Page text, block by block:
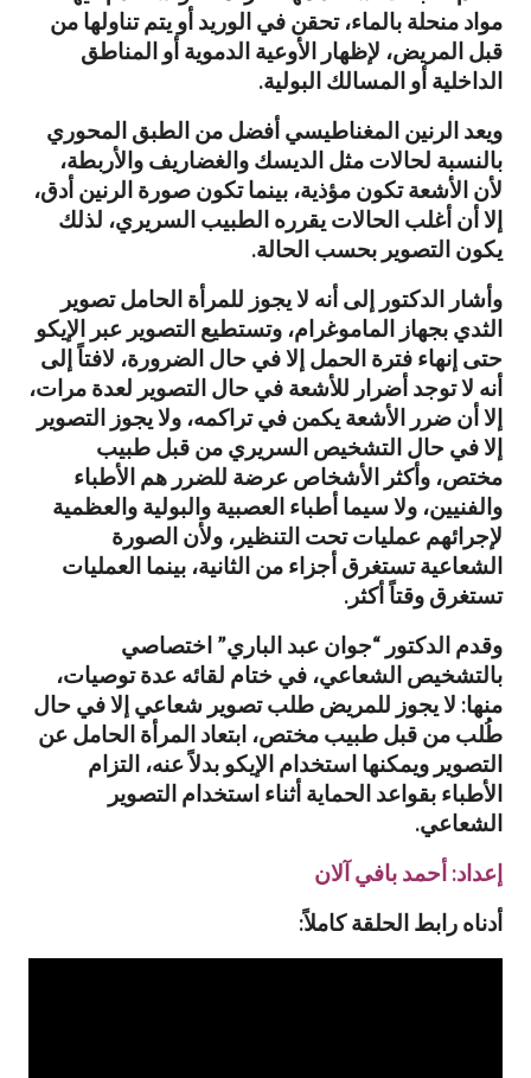
مواد منحلة بالماء، تحقن في الوريد أو يتم تناولها من
قبل المريض، لإظهار الأوعية الدموية أو المناطق
الداخلية أو المسالك البولية.
ويعد الرنين المغناطيسي أفضل من الطبق المحوري
بالنسبة لحالات مثل الديسك والغضاريف والأربطة،
لأن الأشعة تكون مؤذية، بينما تكون صورة الرنين أدق،
إلا أن أغلب الحالات يقرره الطبيب السريري، لذلك
يكون التصوير بحسب الحالة.
وأشار الدكتور إلى أنه لا يجوز للمرأة الحامل تصوير
الثدي بجهاز الماموغرام، وتستطيع التصوير عبر الإيكو
حتى إنهاء فترة الحمل إلا في حال الضرورة، لافتاً إلى
أنه لا توجد أضرار للأشعة في حال التصوير لعدة مرات،
إلا أن ضرر الأشعة يكمن في تراكمه، ولا يجوز التصوير
إلا في حال التشخيص السريري من قبل طبيب
مختص، وأكثر الأشخاص عرضة للضرر هم الأطباء
والفنيين، ولا سيما أطباء العصبية والبولية والعظمية
لإجرائهم عمليات تحت التنظير، ولأن الصورة
الشعاعية تستغرق أجزاء من الثانية، بينما العمليات
تستغرق وقتاً أكثر.
وقدم الدكتور “جوان عبد الباري” اختصاصي
بالتشخيص الشعاعي، في ختام لقائه عدة توصيات،
منها: لا يجوز للمريض طلب تصوير شعاعي إلا في حال
طُلب من قبل طبيب مختص، ابتعاد المرأة الحامل عن
التصوير ويمكنها استخدام الإيكو بدلاً عنه، التزام
الأطباء بقواعد الحماية أثناء استخدام التصوير
الشعاعي.
إعداد: أحمد بافي آلان
أدناه رابط الحلقة كاملاً: